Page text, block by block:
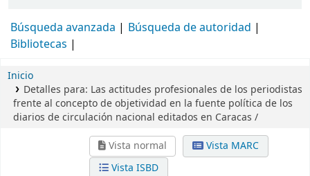
Búsqueda avanzada
Búsqueda de autoridad
Bibliotecas
Inicio
Detalles para: Las actitudes profesionales de los periodistas
frente al concepto de objetividad en la fuente política de los
diarios de circulación nacional editados en Caracas /
Vista normal
Vista MARC
Vista ISBD